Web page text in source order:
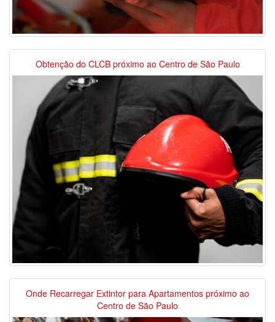
Obtenção do CLCB próximo ao Centro de São Paulo
Onde Recarregar Extintor para Apartamentos próximo ao
Centro de São Paulo